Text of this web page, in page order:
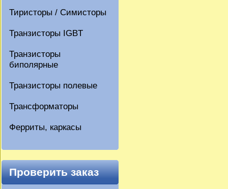
Тиристоры / Симисторы
Транзисторы IGBT
Транзисторы
биполярные
Транзисторы полевые
Трансформаторы
Ферриты, каркасы
Проверить заказ